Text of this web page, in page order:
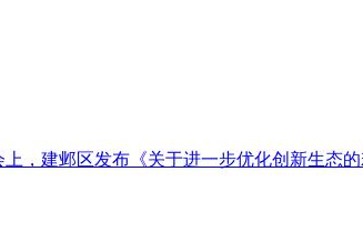
，建邺区发布《关于进一步优化创新生态